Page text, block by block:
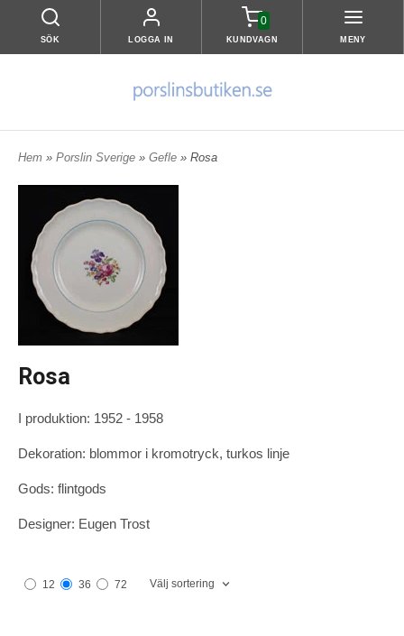
SÖK LOGGA IN
0
KUNDVAGN MENY
Hem » Porslin Sverige » Gefle » Rosa
Rosa
I produktion: 1952 - 1958
Dekoration: blommor i kromotryck, turkos linje
Gods: flintgods
Designer: Eugen Trost
12 36 72 Välj sortering